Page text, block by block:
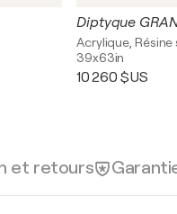
Diptyque
Acrylique, Résine
39x63in
10 260 $US
et retours